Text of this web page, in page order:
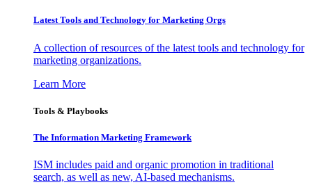
Latest Tools and Technology for Marketing Orgs
A collection of resources of the latest tools and technology for
marketing organizations.
Learn More
Tools & Playbooks
The Information Marketing Framework
ISM includes paid and organic promotion in traditional
search, as well as new, AI-based mechanisms.